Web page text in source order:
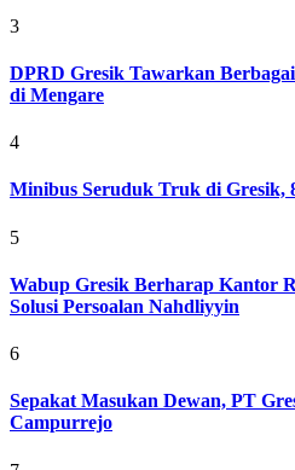
3
DPRD Gresik Tawarkan
di Mengare
4
Minibus Seruduk Truk di Gresik,
5
Wabup Gresik Berharap Kantor
Solusi Persoalan Nahdliyyin
6
Sepakat Masukan Dewan, PT
Campurrejo